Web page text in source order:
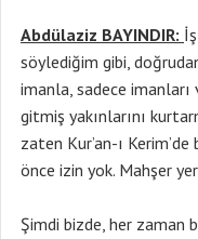
Abdülaziz BAYINDIR:
söylediğim gibi,
imanla, sadece
gitmiş yakınlarını
zaten Kur’an-ı
önce izin yok. Mahşer
Şimdi bizde, her zaman